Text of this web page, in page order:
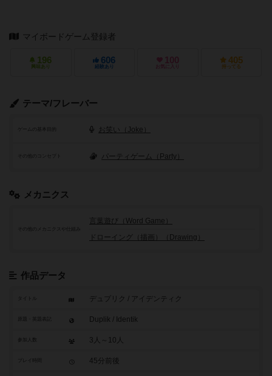
マイボードゲーム登録者
196
興味あり
606
経験あり
100
お気に入り
405
持ってる
テーマ/フレーバー
ゲームの基本目的 お笑い（Joke）
その他のコンセプト パーティゲーム（Party）
メカニクス
その他のメカニクスや仕組み
言葉遊び（Word Game）
ドローイング（描画）（Drawing）
作品データ
タイトル デュプリク / アイデンティク
Duplik / Identik
参加人数 3人～10人
45分前後